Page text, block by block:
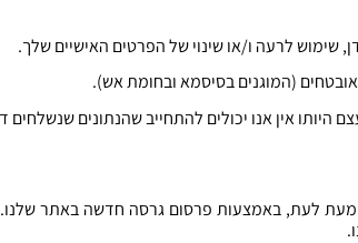
,שימוש לרעה ו/או שינוי של הפרטים האישיים שלך.
(המוגנים בסיסמא ובחומת אש).
אין אנו יכולים להתחייב שהנתונים שנשלחים
מעת לעת, באמצעות פרסום גרסה חדשה באתר שלנו.
.